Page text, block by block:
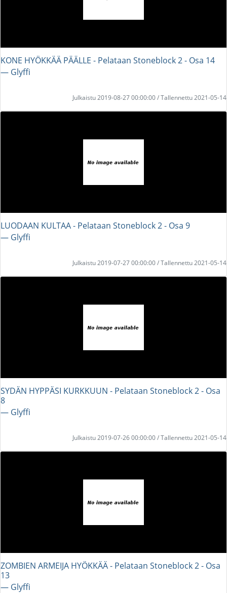
KONE HYÖKKÄÄ PÄÄLLE - Pelataan Stoneblock 2 - Osa 14
― Glyffi
Julkaistu 2019-08-27 00:00:00 / Tallennettu 2021-05-14
LUODAAN KULTAA - Pelataan Stoneblock 2 - Osa 9
― Glyffi
Julkaistu 2019-07-27 00:00:00 / Tallennettu 2021-05-14
SYDÄN HYPPÄSI KURKKUUN - Pelataan Stoneblock 2 - Osa
8
― Glyffi
Julkaistu 2019-07-26 00:00:00 / Tallennettu 2021-05-14
ZOMBIEN ARMEIJA HYÖKKÄÄ - Pelataan Stoneblock 2 - Osa
13
― Glyffi